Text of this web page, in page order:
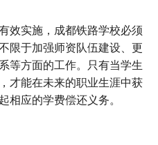
效实施，成都铁路学校必须
限于加强师资队伍建设、更
等方面的工作。只有当学生
才能在未来的职业生涯中获
相应的学费偿还义务。